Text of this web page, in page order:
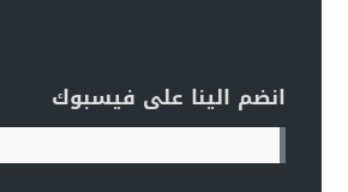
انضم الينا على فيسبوك